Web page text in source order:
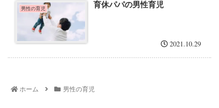
男性の育児 育休パパの男性育児
2021.10.29
ホーム 男性の育児